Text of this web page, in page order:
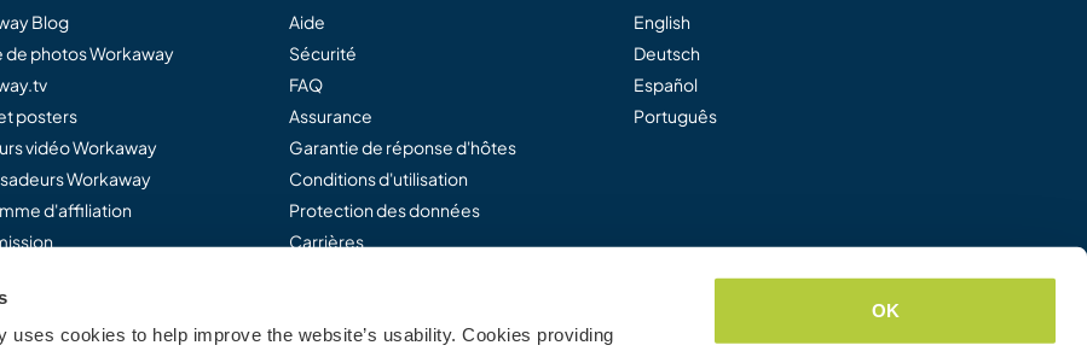
uses cookies to help improve the website’s usability. Cookies providing
OK
Blog
de photos Workaway
posters
vidéo Workaway
Workaway
d'affiliation
Aide
Sécurité
FAQ
Assurance
Garantie de réponse d'hôtes
Conditions d'utilisation
Protection des données
Carrières
English
Deutsch
Español
Português